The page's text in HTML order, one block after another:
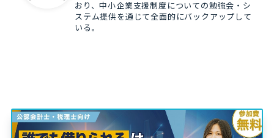
おり、中小企業支援制度についての勉強会・シ
ステム提供を通じて全面的にバックアップして
いる。